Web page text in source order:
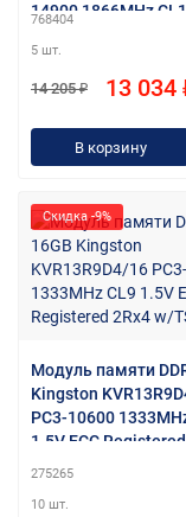
14900 1866MHz
768404
5 шт.
14 205 ₽ 13 034
В корзину
Скидка -9%
Модуль памяти
Kingston
PC3-10600
1.5V ECC
w/TS RTL
275265
10 шт.